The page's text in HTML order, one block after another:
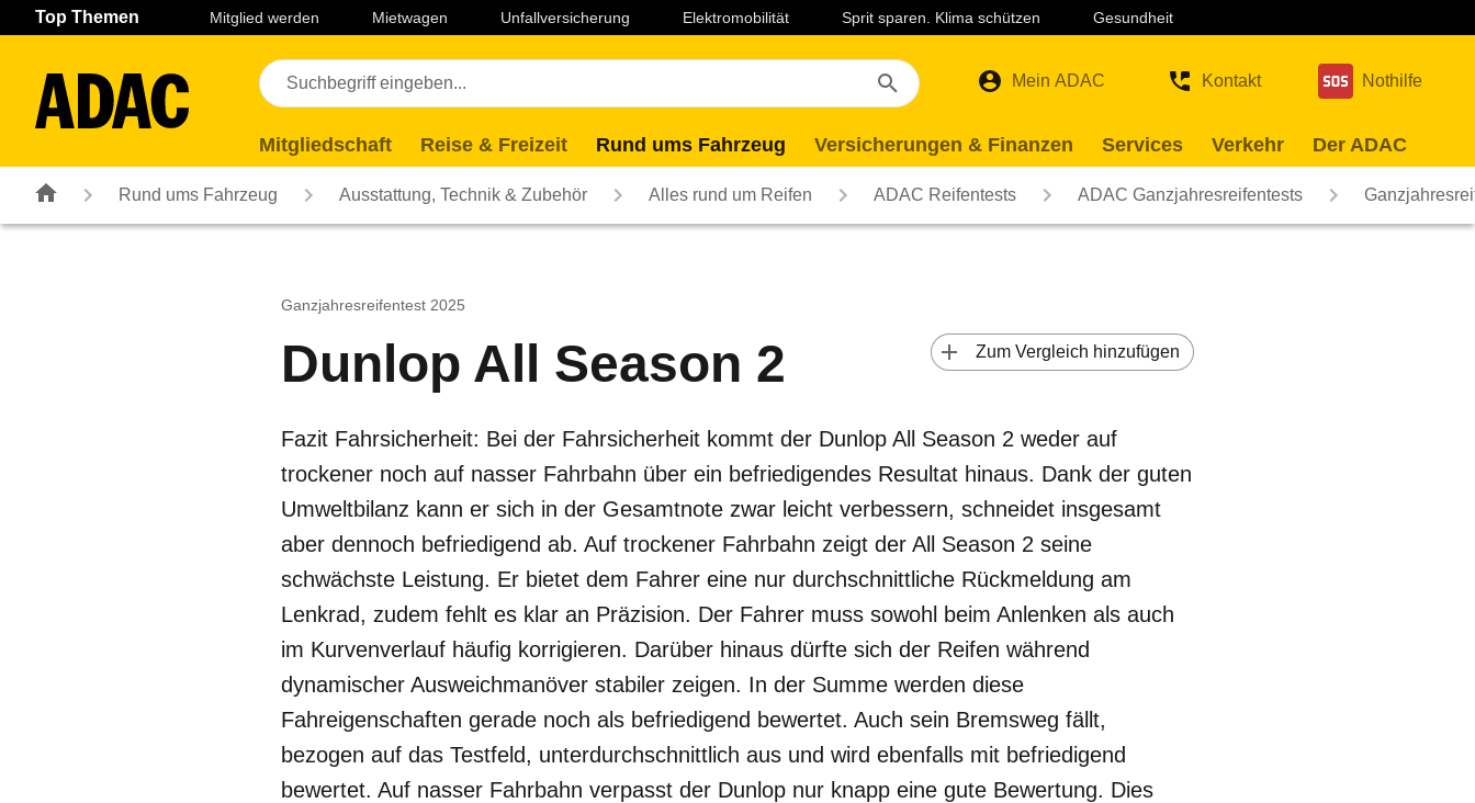
Navigation Seiteninhalt Fußzeile
Top Themen Mitglied werden Mietwagen Unfallversicherung Elektromobilität Sprit sparen. Klima schützen Gesundheit
Mein ADAC Kontakt Nothilfe
Mitgliedschaft Reise & Freizeit Rund ums Fahrzeug Versicherungen & Finanzen Services Verkehr Der ADAC
Rund ums Fahrzeug Ausstattung, Technik & Zubehör Alles rund um Reifen ADAC Reifentests ADAC Ganzjahresreifentests
Ganzjahresreifentest 2025
Dunlop All Season 2 Zum Vergleich hinzufügen
Fazit Fahrsicherheit: Bei der Fahrsicherheit kommt der Dunlop All Season 2 weder auf
trockener noch auf nasser Fahrbahn über ein befriedigendes Resultat hinaus. Dank der guten
Umweltbilanz kann er sich in der Gesamtnote zwar leicht verbessern, schneidet insgesamt
aber dennoch befriedigend ab. Auf trockener Fahrbahn zeigt der All Season 2 seine
schwächste Leistung. Er bietet dem Fahrer eine nur durchschnittliche Rückmeldung am
Lenkrad, zudem fehlt es klar an Präzision. Der Fahrer muss sowohl beim Anlenken als auch
im Kurvenverlauf häufig korrigieren. Darüber hinaus dürfte sich der Reifen während
dynamischer Ausweichmanöver stabiler zeigen. In der Summe werden diese
Fahreigenschaften gerade noch als befriedigend bewertet. Auch sein Bremsweg fällt,
bezogen auf das Testfeld, unterdurchschnittlich aus und wird ebenfalls mit befriedigend
bewertet. Auf nasser Fahrbahn verpasst der Dunlop nur knapp eine gute Bewertung. Dies